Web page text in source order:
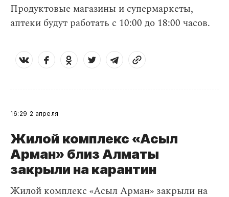
Продуктовые магазины и супермаркеты,
аптеки будут работать с 10:00 до 18:00 часов.
16:29 2 апреля
Жилой комплекс «Асыл
Арман» близ Алматы
закрыли на карантин
Жилой комплекс «Асыл Арман» закрыли на